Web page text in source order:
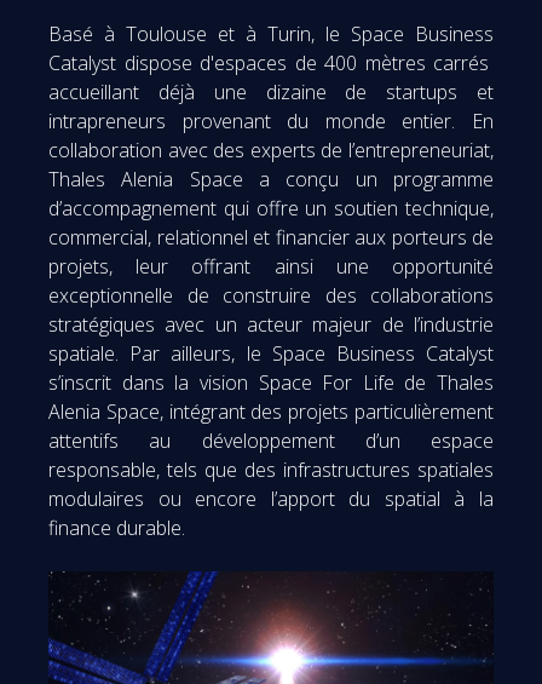
Basé à Toulouse et à Turin, le Space Business
Catalyst dispose d'espaces de 400 mètres carrés
accueillant déjà une dizaine de startups et
intrapreneurs provenant du monde entier. En
collaboration avec des experts de l’entrepreneuriat,
Thales Alenia Space a conçu un programme
d’accompagnement qui offre un soutien technique,
commercial, relationnel et financier aux porteurs de
projets, leur offrant ainsi une opportunité
exceptionnelle de construire des collaborations
stratégiques avec un acteur majeur de l’industrie
spatiale. Par ailleurs, le Space Business Catalyst
s’inscrit dans la vision Space For Life de Thales
Alenia Space, intégrant des projets particulièrement
attentifs au développement d’un espace
responsable, tels que des infrastructures spatiales
modulaires ou encore l’apport du spatial à la
finance durable.